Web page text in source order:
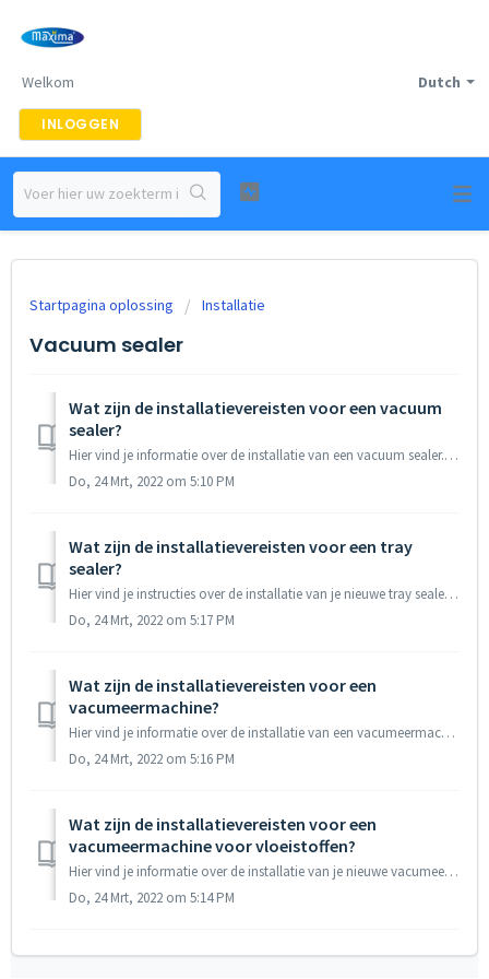
Dutch
Welkom
INLOGGEN
Startpagina oplossing Installatie
Vacuum sealer
Wat zijn de installatievereisten voor een vacuum
sealer?
Hier vind je informatie over de installatie van een vacuum sealer. Installatie Stap 1: Het apparaat is al gevuld met olie, maar je moet controleren of ...
Do, 24 Mrt, 2022 om 5:10 PM
Wat zijn de installatievereisten voor een tray
sealer?
Hier vind je instructies over de installatie van je nieuwe tray sealer. Installatie Stap 1: plaatsing Het apparaat moet op een vlakke en stabiele onderg...
Do, 24 Mrt, 2022 om 5:17 PM
Wat zijn de installatievereisten voor een
vacumeermachine?
Hier vind je informatie over de installatie van een vacumeermachine. Installatie Stap 1: plaatsing Het apparaat moet op een vlakke en stabiele ondergro...
Do, 24 Mrt, 2022 om 5:16 PM
Wat zijn de installatievereisten voor een
vacumeermachine voor vloeistoffen?
Hier vind je informatie over de installatie van je nieuwe vacumeermachine. Installatie Houd de vacumeermachine verticaal! De machine moet worden gep...
Do, 24 Mrt, 2022 om 5:14 PM